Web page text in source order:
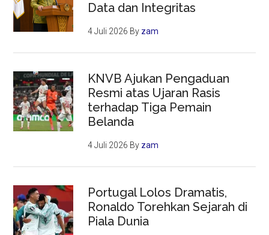
Data dan Integritas
4 Juli 2026 By zam
KNVB Ajukan Pengaduan
Resmi atas Ujaran Rasis
terhadap Tiga Pemain
Belanda
4 Juli 2026 By zam
Portugal Lolos Dramatis,
Ronaldo Torehkan Sejarah di
Piala Dunia